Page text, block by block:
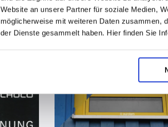
Website an unsere Partner für soziale Medien,
möglicherweise mit weiteren Daten zusammen,
der Dienste gesammelt haben. Hier finden Sie